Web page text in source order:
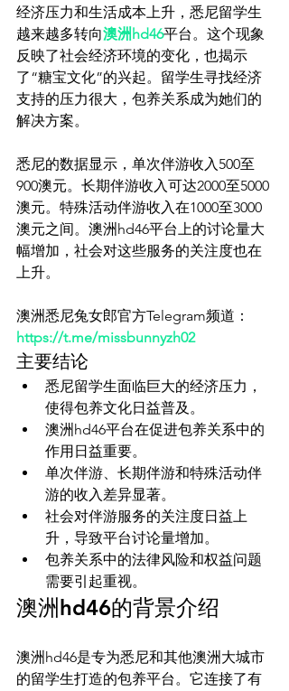
嘟嘟
小c
yonny
Plans & Pricing
VVIP会员
经济压力和生活成本上升，悉尼留学生
越来越多转向澳洲hd46平台。这个现象
反映了社会经济环境的变化，也揭示
了“糖宝文化”的兴起。留学生寻找经济
支持的压力很大，包养关系成为她们的
解决方案。
悉尼的数据显示，单次伴游收入500至
900澳元。长期伴游收入可达2000至5000
澳元。特殊活动伴游收入在1000至3000
澳元之间。澳洲hd46平台上的讨论量大
幅增加，社会对这些服务的关注度也在
上升。
澳洲悉尼兔女郎官方Telegram频道：
https://t.me/missbunnyzh02
主要结论
悉尼留学生面临巨大的经济压力，
使得包养文化日益普及。
澳洲hd46平台在促进包养关系中的
作用日益重要。
单次伴游、长期伴游和特殊活动伴
游的收入差异显著。
社会对伴游服务的关注度日益上
升，导致平台讨论量增加。
包养关系中的法律风险和权益问题
需要引起重视。
澳洲hd46的背景介绍
澳洲hd46是专为悉尼和其他澳洲大城市
的留学生打造的包养平台。它连接了有